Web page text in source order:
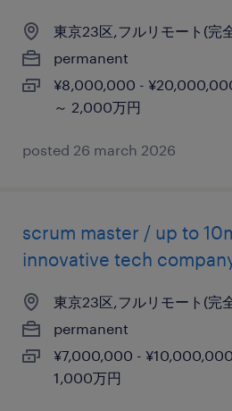
東京23区,フルリモート(完
permanent
¥8,000,000 -
～ 2,000万円
posted 26 march 2026
scrum master / up to
innovative tech
東京23区,フルリモート(完
permanent
¥7,000,000 -
1,000万円